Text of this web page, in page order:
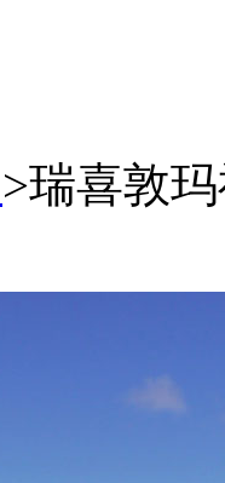
>瑞喜敦